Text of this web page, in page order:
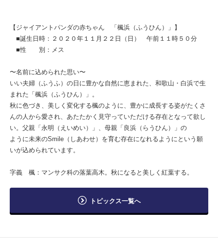
【ジャイアントパンダの赤ちゃん 「楓浜（ふうひん）」】
■誕生日時：２０２０年１１月２２日（日） 午前１１時５０分
■性 別：メス
〜名前に込められた思い〜
いい夫婦（ふうふ）の日に豊かな自然に恵まれた、和歌山・白浜で生
まれた「楓浜（ふうひん）」。
秋に色づき、美しく変化する楓のように、豊かに成長する姿がたくさ
んの人から愛され、あたたかく見守っていただける存在となって欲し
い。父親「永明（えいめい）」、母親「良浜（らうひん）」の
ように未来のSmile（しあわせ）を育む存在になれるようにという願
いが込められています。
字義 楓：マンサク科の落葉高木。秋になると美しく紅葉する。
トピックス一覧へ